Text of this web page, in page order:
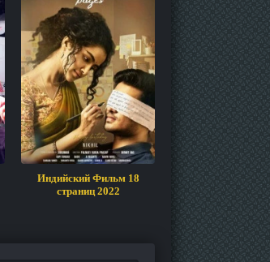
Индийский Фильм 18
страниц 2022
Индийский Фильм
2022